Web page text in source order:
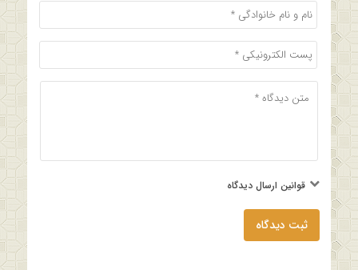
قوانین ارسال دیدگاه
ثبت دیدگاه